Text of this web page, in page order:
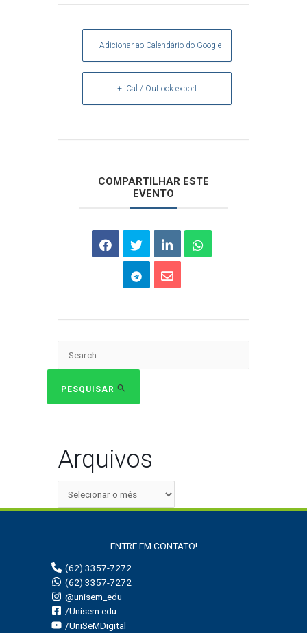
+ Adicionar ao Calendário do Google
+ iCal / Outlook export
COMPARTILHAR ESTE
EVENTO
Pesquisar
PESQUISAR
Arquivos
ENTRE EM CONTATO!
(62) 3357-7272
(62) 3357-7272
@unisem_edu
/Unisem.edu
/UniSeMDigital